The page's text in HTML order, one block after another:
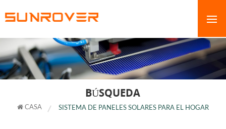
BÚSQUEDA
CASA SISTEMA DE PANELES SOLARES PARA EL HOGAR